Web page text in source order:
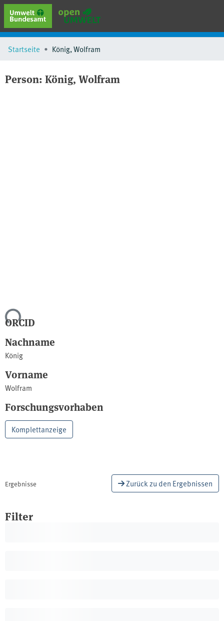
erweiterte Suche
Browse
Schlagwörter
Startseite König, Wolfram
Person: König, Wolfram
ORCID
Nachname
König
Vorname
Wolfram
Forschungsvorhaben
Komplettanzeige
Ergebnisse Zurück zu den Ergebnissen
Filter